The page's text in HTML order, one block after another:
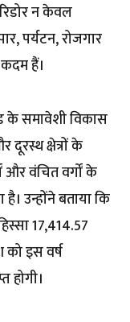
न केवल
पर्यटन, रोजगार
हैं।
के समावेशी विकास
दूरस्थ क्षेत्रों के
वंचित वर्गों के
उन्होंने बताया कि
₹17,414.57
को इस वर्ष
होगी।